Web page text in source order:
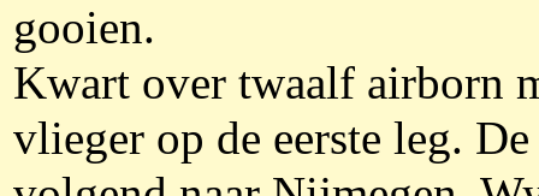
gooien.
Kwart over twaalf airborn
vlieger op de eerste leg.